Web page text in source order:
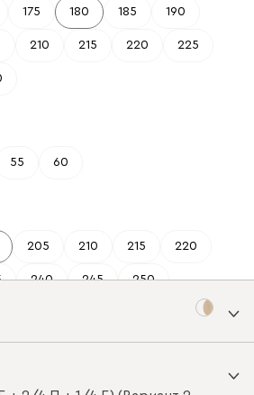
175 180 185 190
210 215 220 225
55 60
205 210 215 220
240 245 250